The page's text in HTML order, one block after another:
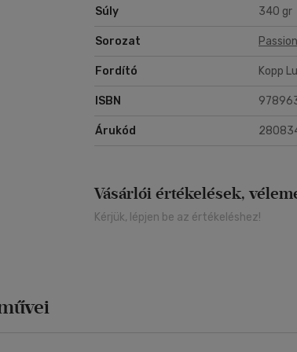
Súly 340 gr
Sorozat
Fordító Kopp
ISBN
Árukód
Vásárlói értékelések,
Kérjük, lépjen be az értékeléshez!